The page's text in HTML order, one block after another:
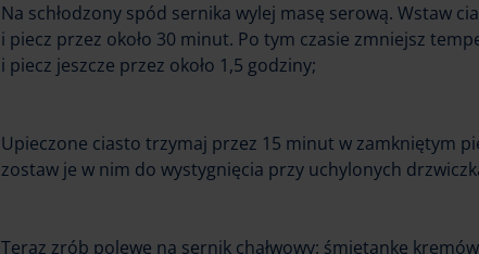
Na schłodzony spód sernika wylej masę serową. Wstaw
i piecz przez około 30 minut. Po tym czasie zmniejsz
i piecz jeszcze przez około 1,5 godziny;
Upieczone ciasto trzymaj przez 15 minut w zamkniętym
zostaw je w nim do wystygnięcia przy uchylonych
Teraz zrób polewę na sernik chałwowy: śmietankę